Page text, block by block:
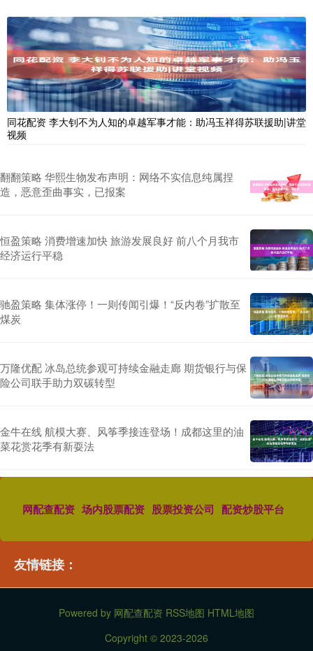
同花配资 李大钊不为人知的卓越军事才能：助冯玉祥得苏联援助|讲堂
视频
翻翻策略 华熙生物发布声明：网络不实信息纯属捏
造，恶意歪曲事实，已报案
恒盈策略 消费增速加快 旅游发展良好 前八个月我市
经济运行平稳
驰盈策略 集体涨停！一则传闻引爆！“反内卷”扩散至
煤炭
万隆优配 冰岛总统参观可持续金融走廊 期货银行与保
险公司联手助力双碳转型
金牛在线 航模大赛、风筝季接连登场！成都这里的油
菜花赏花季有新耍法
网配查配资 场内股票配资 股票投资公司 配资炒股平台
友情链接：
Powered by 网配查配资 RSS地图 HTML地图
Copyright © 2023-2026